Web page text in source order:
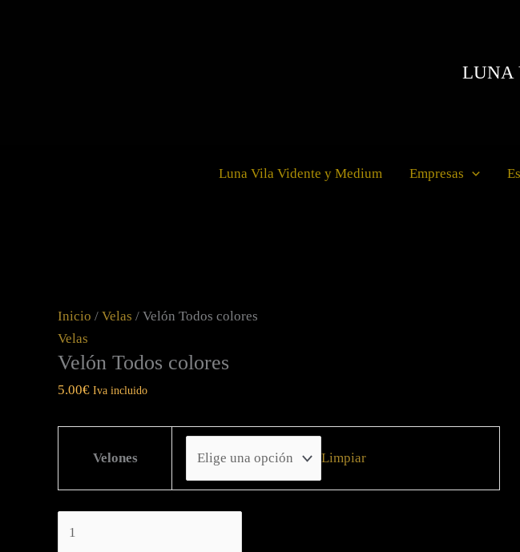
LUNA
Luna Vila Vidente y Medium Empresas
Inicio / Velas / Velón Todos colores
Velas
Velón Todos colores
5.00€ Iva incluido
Velones Limpiar